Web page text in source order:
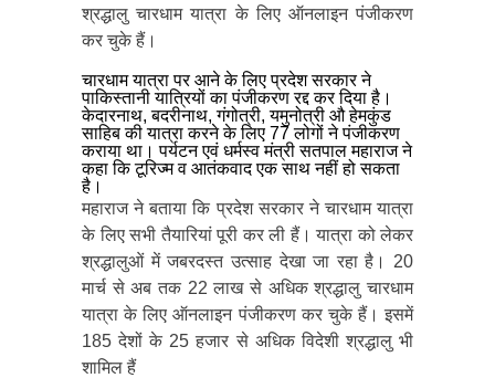
श्रद्धालु चारधाम यात्रा के लिए ऑनलाइन पंजीकरण
कर चुके हैं।
चारधाम यात्रा पर आने के लिए प्रदेश सरकार ने
पाकिस्तानी यात्रियों का पंजीकरण रद्द कर दिया है।
केदारनाथ, बदरीनाथ, गंगोत्री, यमुनोत्री औ हेमकुंड
साहिब की यात्रा करने के लिए 77 लोगों ने पंजीकरण
कराया था। पर्यटन एवं धर्मस्व मंत्री सतपाल महाराज ने
कहा कि टूरिज्म व आतंकवाद एक साथ नहीं हो सकता
है।
महाराज ने बताया कि प्रदेश सरकार ने चारधाम यात्रा
के लिए सभी तैयारियां पूरी कर ली हैं। यात्रा को लेकर
श्रद्धालुओं में जबरदस्त उत्साह देखा जा रहा है। 20
मार्च से अब तक 22 लाख से अधिक श्रद्धालु चारधाम
यात्रा के लिए ऑनलाइन पंजीकरण कर चुके हैं। इसमें
185 देशों के 25 हजार से अधिक विदेशी श्रद्धालु भी
शामिल हैं